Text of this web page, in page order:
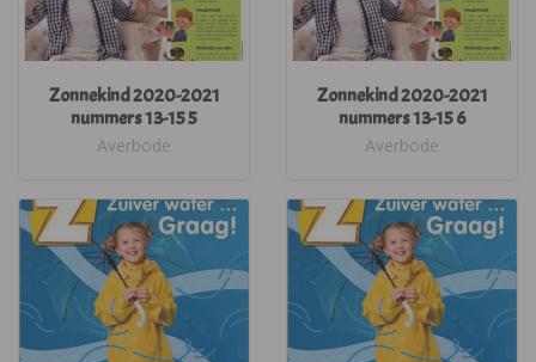
Zonnekind 2020-2021
nummers 13-15 5
Averbode
Zonnekind 2020-2021
nummers 13-15 6
Averbode